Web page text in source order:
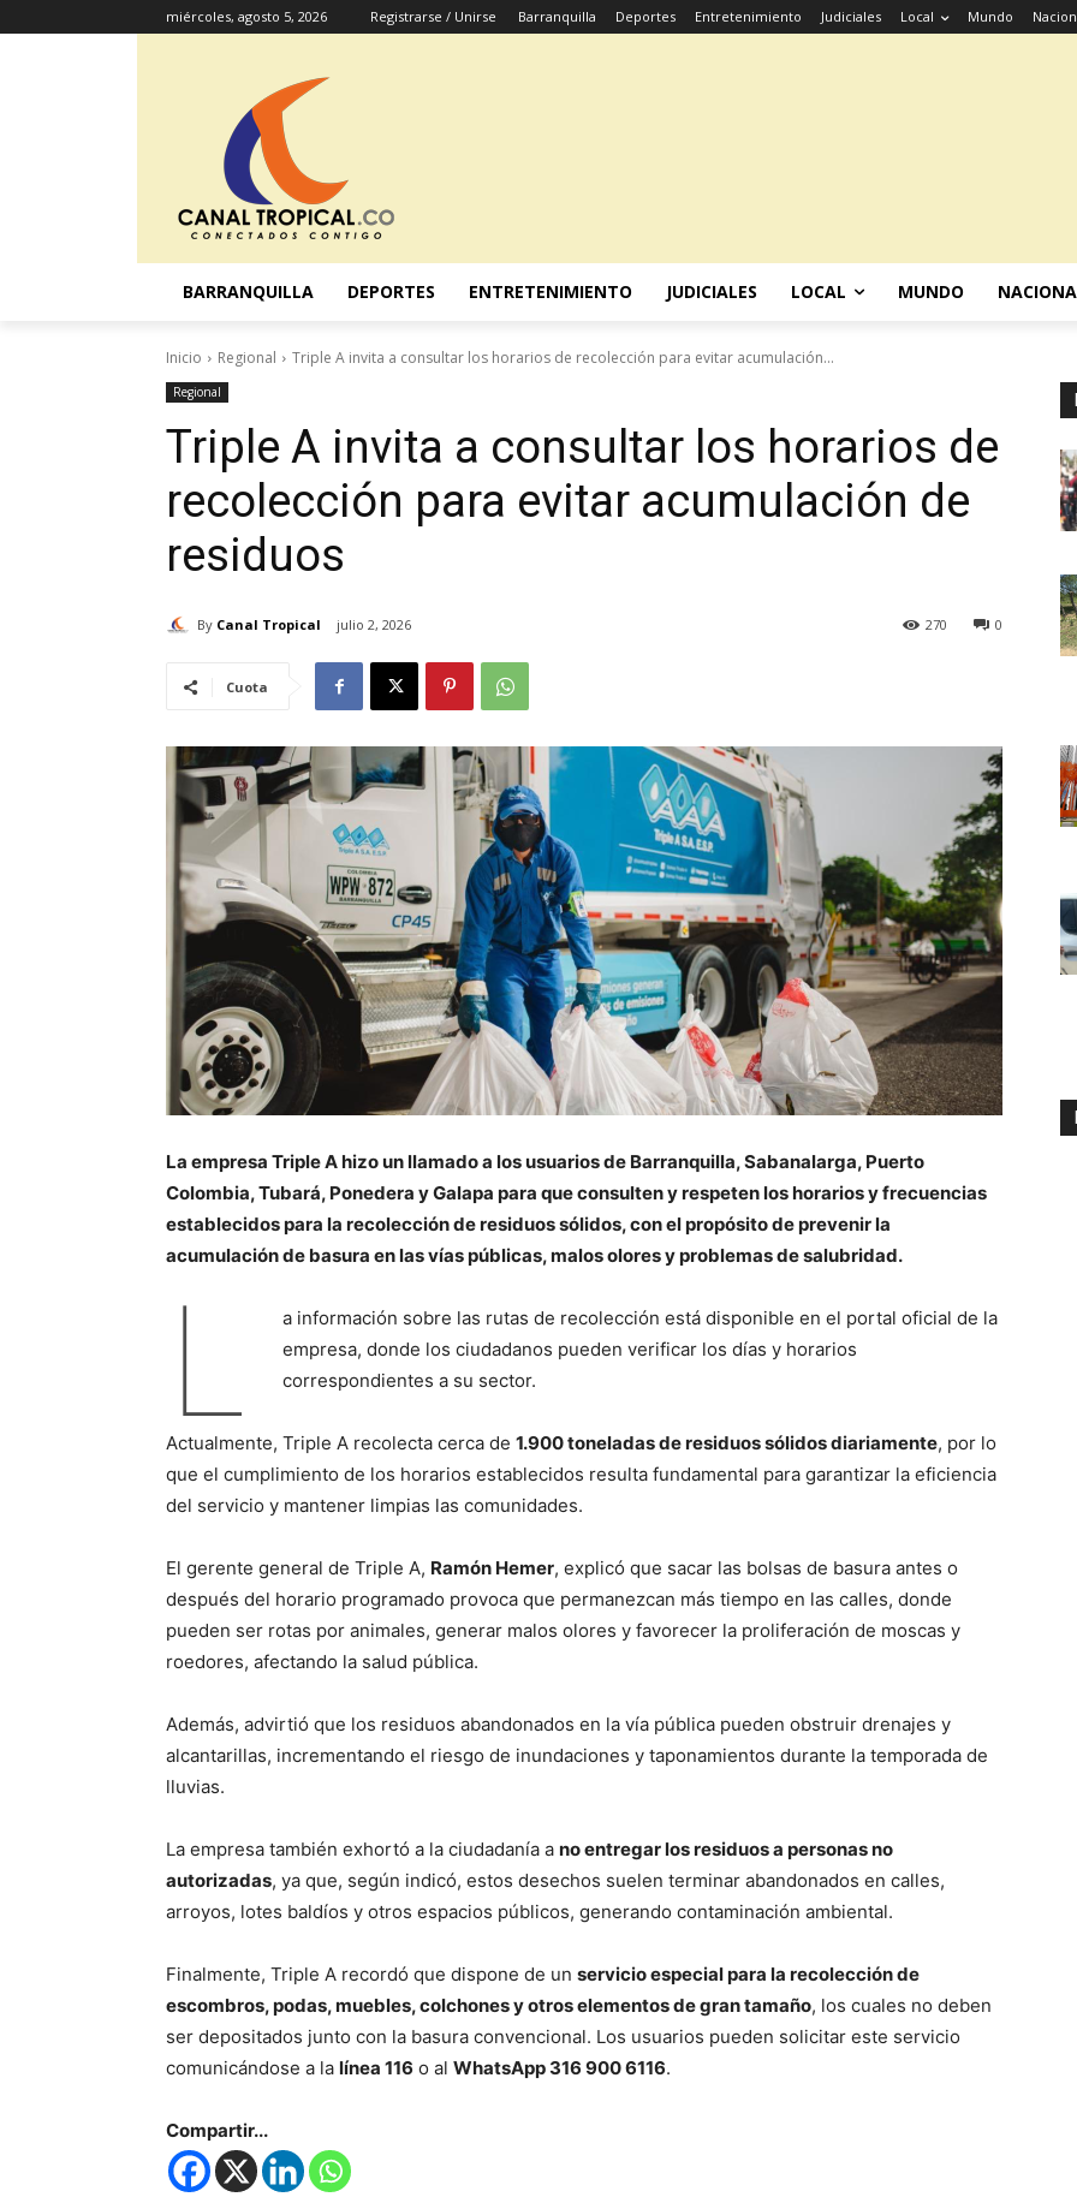
miércoles, agosto 5, 2026 Registrarse / Unirse Barranquilla Deportes Entretenimiento Judiciales Local Mundo
BARRANQUILLA DEPORTES ENTRETENIMIENTO JUDICIALES LOCAL MUNDO
Inicio Regional Triple A invita a consultar los horarios de recolección para evitar acumulación...
Regional
Triple A invita a consultar los horarios de
recolección para evitar acumulación de
residuos
By Canal Tropical julio 2, 2026 0
270
Cuota
La empresa Triple A hizo un llamado a los usuarios de Barranquilla, Sabanalarga, Puerto
Colombia, Tubará, Ponedera y Galapa para que consulten y respeten los horarios y frecuencias
establecidos para la recolección de residuos sólidos, con el propósito de prevenir la
acumulación de basura en las vías públicas, malos olores y problemas de salubridad.
L
a información sobre las rutas de recolección está disponible en el portal oficial de la
empresa, donde los ciudadanos pueden verificar los días y horarios
correspondientes a su sector.
Actualmente, Triple A recolecta cerca de 1.900 toneladas de residuos sólidos diariamente, por lo
que el cumplimiento de los horarios establecidos resulta fundamental para garantizar la eficiencia
del servicio y mantener limpias las comunidades.
El gerente general de Triple A, Ramón Hemer, explicó que sacar las bolsas de basura antes o
después del horario programado provoca que permanezcan más tiempo en las calles, donde
pueden ser rotas por animales, generar malos olores y favorecer la proliferación de moscas y
roedores, afectando la salud pública.
Además, advirtió que los residuos abandonados en la vía pública pueden obstruir drenajes y
alcantarillas, incrementando el riesgo de inundaciones y taponamientos durante la temporada de
lluvias.
La empresa también exhortó a la ciudadanía a no entregar los residuos a personas no
autorizadas, ya que, según indicó, estos desechos suelen terminar abandonados en calles,
arroyos, lotes baldíos y otros espacios públicos, generando contaminación ambiental.
Finalmente, Triple A recordó que dispone de un servicio especial para la recolección de
escombros, podas, muebles, colchones y otros elementos de gran tamaño, los cuales no deben
ser depositados junto con la basura convencional. Los usuarios pueden solicitar este servicio
comunicándose a la línea 116 o al WhatsApp 316 900 6116.
Compartir...